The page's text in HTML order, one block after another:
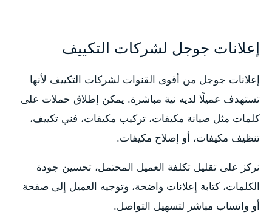
إعلانات جوجل لشركات التكييف
إعلانات جوجل من أقوى القنوات لشركات التكييف لأنها
تستهدف عميلًا لديه نية مباشرة. يمكن إطلاق حملات على
كلمات مثل صيانة مكيفات، تركيب مكيفات، فني تكييف،
تنظيف مكيفات، أو إصلاح مكيفات.
نركز على تقليل تكلفة العميل المحتمل، تحسين جودة
الكلمات، كتابة إعلانات واضحة، وتوجيه العميل إلى صفحة
أو واتساب مباشر لتسهيل التواصل.